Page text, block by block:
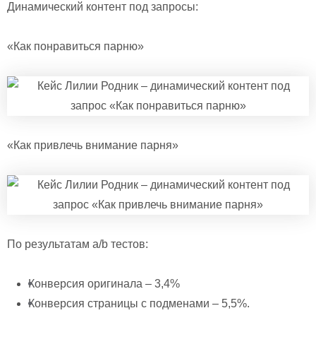
Динамический контент под запросы:
«Как понравиться парню»
«Как привлечь внимание парня»
По результатам a/b тестов:
Конверсия оригинала – 3,4%
Конверсия страницы с подменами – 5,5%.